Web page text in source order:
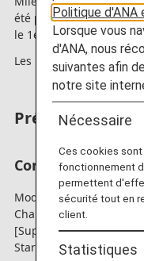
été partiellement
le 1er décembre 2026.
Les principales
Présentation
Conditions
Modifications apportées
Chapitre 1 Dispositions
[Super Flyers],
Star Alliance Silver].
Politique d'ANA
Lorsque vous
d'ANA, nous
suivantes afin
notre site
Nécessaire
Ces cookies
fonctionnement
permettent
sécurité tout en
client.
Statistiques